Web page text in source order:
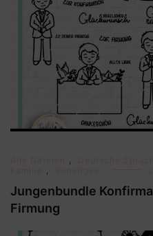
Jungenbundle
Firmung